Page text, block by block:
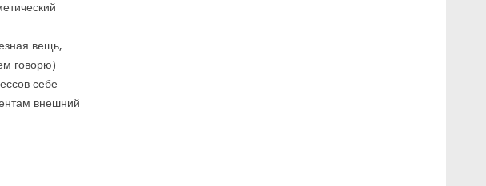
вещь,
говорю)
себе
внешний